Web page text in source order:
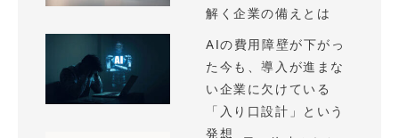
解く企業の備えとは
AIの費用障壁が下がっ
た今も、導入が進まな
い企業に欠けている
「入り口設計」という
発想